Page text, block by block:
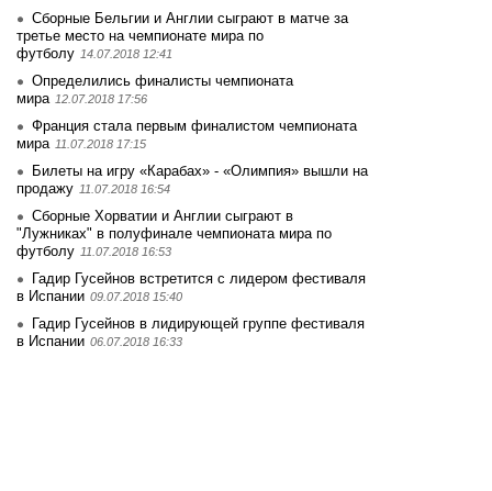
Сборные Бельгии и Англии сыграют в матче за
третье место на чемпионате мира по
футболу 14.07.2018 12:41
Определились финалисты чемпионата
мира 12.07.2018 17:56
Франция стала первым финалистом чемпионата
мира 11.07.2018 17:15
Билеты на игру «Карабах» - «Олимпия» вышли на
продажу 11.07.2018 16:54
Сборные Хорватии и Англии сыграют в
"Лужниках" в полуфинале чемпионата мира по
футболу 11.07.2018 16:53
Гадир Гусейнов встретится с лидером фестиваля
в Испании 09.07.2018 15:40
Гадир Гусейнов в лидирующей группе фестиваля
в Испании 06.07.2018 16:33